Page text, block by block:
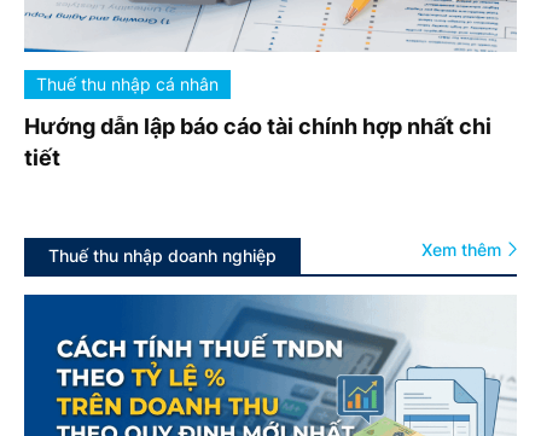
Thuế thu nhập cá nhân
Hướng dẫn lập báo cáo tài chính hợp nhất chi
tiết
Thuế thu nhập doanh nghiệp Xem thêm